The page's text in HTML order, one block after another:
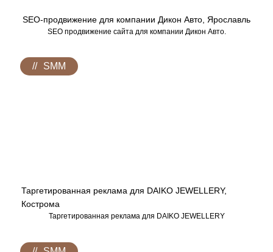
SEO-продвижение для компании Дикон Авто, Ярославль
SEO продвижение сайта для компании Дикон Авто.
Таргетированная реклама для DAIKO JEWELLERY,
Кострома
Таргетированная реклама для DAIKO JEWELLERY
SMM